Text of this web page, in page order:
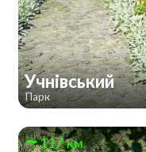
Учнівський
Парк
117 км